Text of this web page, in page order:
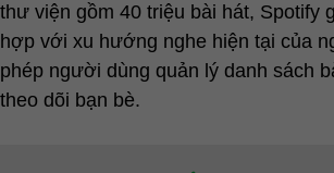
thư viện gồm 40 triệu bài hát, Spotify
hợp với xu hướng nghe hiện tại của
phép người dùng quản lý danh sách
theo dõi bạn bè.